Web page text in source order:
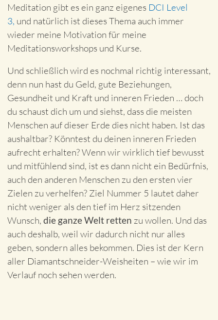
Meditation gibt es ein ganz eigenes DCI Level
3, und natürlich ist dieses Thema auch immer
wieder meine Motivation für meine
Meditationsworkshops und Kurse.
Und schließlich wird es nochmal richtig interessant,
denn nun hast du Geld, gute Beziehungen,
Gesundheit und Kraft und inneren Frieden … doch
du schaust dich um und siehst, dass die meisten
Menschen auf dieser Erde dies nicht haben. Ist das
aushaltbar? Könntest du deinen inneren Frieden
aufrecht erhalten? Wenn wir wirklich tief bewusst
und mitfühlend sind, ist es dann nicht ein Bedürfnis,
auch den anderen Menschen zu den ersten vier
Zielen zu verhelfen? Ziel Nummer 5 lautet daher
nicht weniger als den tief im Herz sitzenden
Wunsch, die ganze Welt retten zu wollen. Und das
auch deshalb, weil wir dadurch nicht nur alles
geben, sondern alles bekommen. Dies ist der Kern
aller Diamantschneider-Weisheiten – wie wir im
Verlauf noch sehen werden.